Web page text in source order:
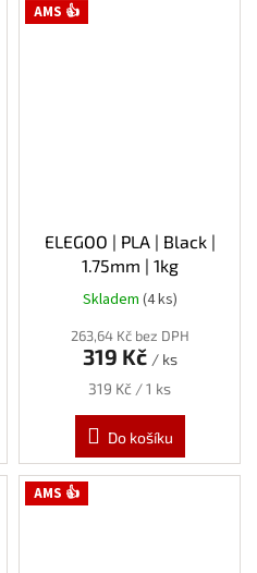
AMS 👍
ELEGOO | PLA | Black |
1.75mm | 1kg
Průměrné
produktu
hvězdiček.
Skladem (4 ks)
263,64 Kč bez DPH
319 Kč / ks
Měrná
319 Kč / 1 ks
Do košíku
AMS 👍